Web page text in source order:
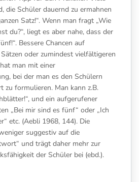
die Schüler dauernd zu ermahnen
Satz!“. Wenn man fragt „Wie
du?“, liegt es aber nahe, dass der
Bessere Chancen auf
oder zumindest vielfältigeren
man mit einer
bei der man es den Schülern
zu formulieren. Man kann z.B.
und ein aufgerufener
„Bei mir sind es fünf“ oder „Ich
etc. (Aebli 1968, 144). Die
suggestiv auf die
und trägt daher mehr zur
der Schüler bei (ebd.).